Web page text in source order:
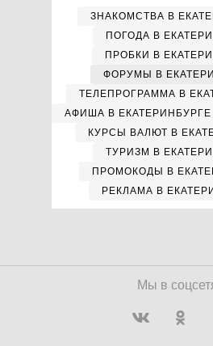
ЗНАКОМСТВА В
ПОГОДА В
ПРОБКИ В
ФОРУМЫ В
ТЕЛЕПРОГРАММА В
АФИША В ЕКАТЕРИНБУРГЕ
КУРСЫ ВАЛЮТ В
ТУРИЗМ В
ПРОМОКОДЫ В
РЕКЛАМА В
Мы в